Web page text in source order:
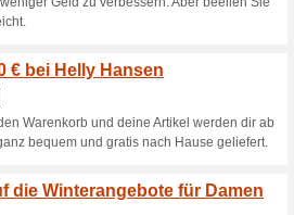
und
Erhültlich ab
was du